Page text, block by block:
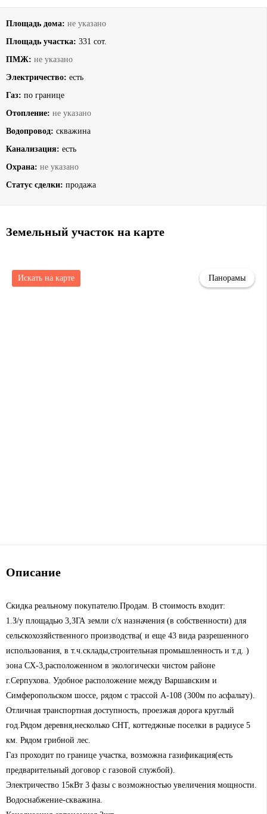
Площадь дома: не указано
Площадь участка: 331 сот.
ПМЖ: не указано
Электричество: есть
Газ: по границе
Отопление: не указано
Водопровод: скважина
Канализация: есть
Охрана: не указано
Статус сделки: продажа
Описание
Скидка реальному покупателю.Продам. В стоимость входит:
1.З/у площадью 3,3ГА земли с/х назначения (в собственности) для
сельскохозяйственного производства( и еще 43 вида разрешенного
использования, в т.ч.склады,строительная промышленность и т.д. )
зона СХ-3,расположенном в экологически чистом районе
г.Серпухова. Удобное расположение между Варшавским и
Симферопольском шоссе, рядом с трассой А-108 (300м по асфальту).
Отличная транспортная доступность, проезжая дорога круглый
год.Рядом деревня,несколько СНТ, коттеджные поселки в радиусе 5
км. Рядом грибной лес.
Газ проходит по границе участка, возможна газификация(есть
предварительный договор с газовой службой).
Электричество 15кВт 3 фазы с возможностью увеличения мощности.
Водоснабжение-скважина.
Земельный участок на карте
Искать на карте Панорамы